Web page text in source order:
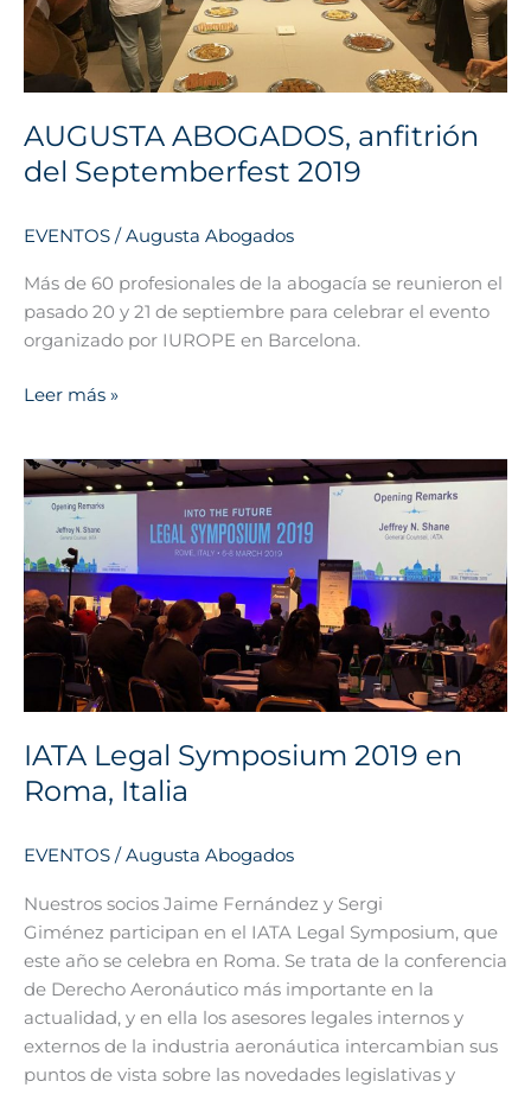
AUGUSTA ABOGADOS, anfitrión
del Septemberfest 2019
EVENTOS /Augusta Abogados
Más de 60 profesionales de la abogacía se reunieron el
pasado 20 y 21 de septiembre para celebrar el evento
organizado por IUROPE en Barcelona.
Leer más »
IATA Legal Symposium 2019 en
Roma, Italia
EVENTOS /Augusta Abogados
Nuestros socios Jaime Fernández y Sergi
Giménez participan en el IATA Legal Symposium, que
este año se celebra en Roma. Se trata de la conferencia
de Derecho Aeronáutico más importante en la
actualidad, y en ella los asesores legales internos y
externos de la industria aeronáutica intercambian sus
puntos de vista sobre las novedades legislativas y
IATA
Legal
Symposium
2019
en
Roma,